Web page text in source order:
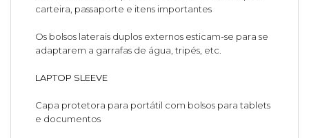
carteira, passaporte e itens importantes
Os bolsos laterais duplos externos esticam-se para se
adaptarem a garrafas de água, tripés, etc.
LAPTOP SLEEVE
Capa protetora para portátil com bolsos para tablets
e documentos